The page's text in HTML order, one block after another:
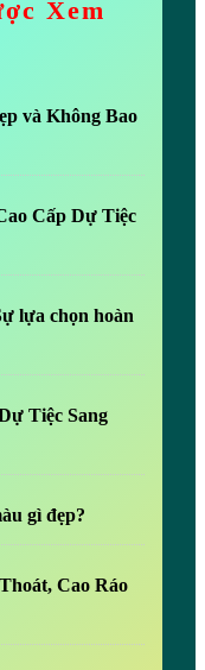
Xem
và Không Bao
Cấp Dự Tiệc
lựa chọn hoàn
Tiệc Sang
gì đẹp?
Cao Ráo